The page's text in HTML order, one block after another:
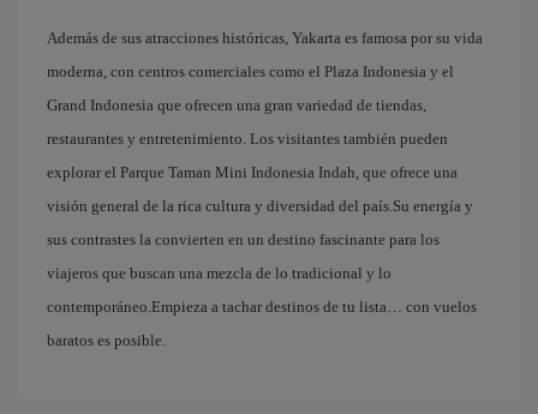
Además de sus atracciones históricas, Yakarta es famosa por su vida
moderna, con centros comerciales como el Plaza Indonesia y el
Grand Indonesia que ofrecen una gran variedad de tiendas,
restaurantes y entretenimiento. Los visitantes también pueden
explorar el Parque Taman Mini Indonesia Indah, que ofrece una
visión general de la rica cultura y diversidad del país.Su energía y
sus contrastes la convierten en un destino fascinante para los
viajeros que buscan una mezcla de lo tradicional y lo
contemporáneo.Empieza a tachar destinos de tu lista… con vuelos
baratos es posible.